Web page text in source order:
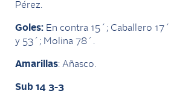
Pérez.
Goles: En contra 15´; Caballero 17´
y 53´; Molina 78´.
Amarillas: Añasco.
Sub 14 3-3